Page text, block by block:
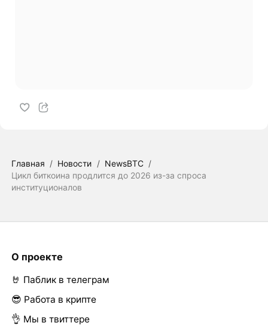
Главная / Новости / NewsBTC /
Цикл биткоина продлится до 2026 из-за спроса
институционалов
О проекте
🤘 Паблик в телеграм
😎 Работа в крипте
👌 Мы в твиттере